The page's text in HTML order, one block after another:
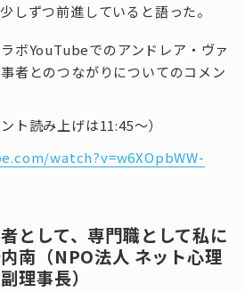
しずつ前進していると語った。
ボYouTubeでのアンドレア・ヴァ
者とのつながりについてのコメン
ト読み上げは11:45～）
watch?v=w6XOpbWW-
として、専門職として私に
南（NPO法人 ネット心理
理事長）